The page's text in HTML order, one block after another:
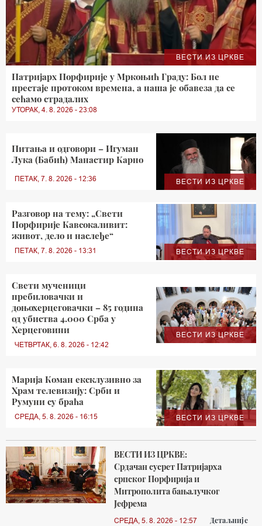
ВЕСТИ ИЗ ЦРКВЕ
Патријарх Порфирије у Мркоњић Граду: Бол не
престаје протоком времена, а наша је обавеза да се
сећамо страдалих
УТОРАК, 4. 8. 2026 - 23:08
ВЕСТИ ИЗ ЦРКВЕ
Питања и одговори – Игуман
Лука (Бабић) Манастир Карно
ПЕТАК, 7. 8. 2026 - 12:36
ВЕСТИ ИЗ ЦРКВЕ
Разговор на тему: „Свети
Порфирије Кавсокаливит:
живот, дело и наслеђе“
ПЕТАК, 7. 8. 2026 - 13:31
ВЕСТИ ИЗ ЦРКВЕ
Свети мученици
пребиловачки и
доњохерцеговачки – 85 година
од убиства 4.000 Срба у
Херцеговини
ЧЕТВРТАК, 6. 8. 2026 - 12:42
ВЕСТИ ИЗ ЦРКВЕ
Марија Коман ексклузивно за
Храм телевизију: Срби и
Румуни су браћа
СРЕДА, 5. 8. 2026 - 16:15
ВЕСТИ ИЗ ЦРКВЕ:
Срдачан сусрет Патријарха
српског Порфирија и
Митрополита бањалучког
Јефрема
СРЕДА, 5. 8. 2026 - 12:57 Детаљније